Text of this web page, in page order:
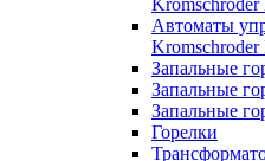
Автоматы
Kromschroder
Запальные
Запальные
Запальные
Горелки